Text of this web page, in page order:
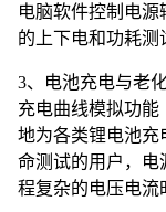
电脑软件控制电
的上下电和功耗测
3、电池充电与老
充电曲线模拟功
地为各类锂电池充
命测试的用户，电
程复杂的电压电流